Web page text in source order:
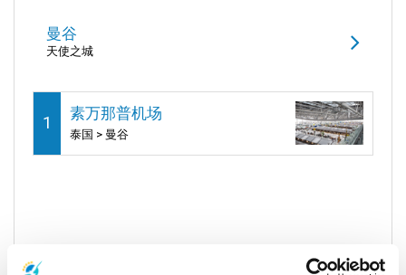
曼谷
天使之城
1
素万那普机场
泰国 > 曼谷